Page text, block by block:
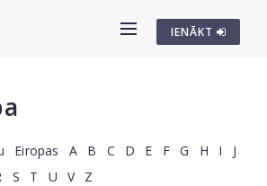
IENĀKT
Eiropas A B C D E F G H I
J
S T U V Z